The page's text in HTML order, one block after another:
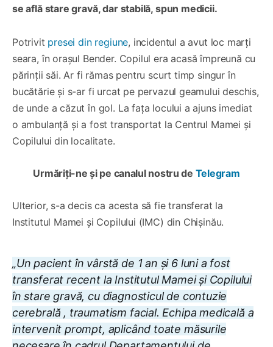
se află stare gravă, dar stabilă, spun medicii.
Potrivit presei din regiune, incidentul a avut loc marți
seara, în orașul Bender. Copilul era acasă împreună cu
părinții săi. Ar fi rămas pentru scurt timp singur în
bucătărie și s-ar fi urcat pe pervazul geamului deschis,
de unde a căzut în gol. La fața locului a ajuns imediat
o ambulanță și a fost transportat la Centrul Mamei și
Copilului din localitate.
Urmăriți-ne și pe canalul nostru de Telegram
Ulterior, s-a decis ca acesta să fie transferat la
Institutul Mamei și Copilului (IMC) din Chișinău.
„Un pacient în vârstă de 1 an și 6 luni a fost
transferat recent la Institutul Mamei și Copilului
în stare gravă, cu diagnosticul de contuzie
cerebrală , traumatism facial. Echipa medicală a
intervenit prompt, aplicând toate măsurile